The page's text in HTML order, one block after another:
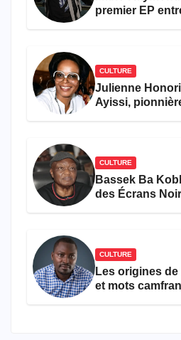
premier EP
CULTURE
Julienne
Ayissi,
CULTURE
Bassek Ba
des Écrans
CULTURE
Les origines
et mots